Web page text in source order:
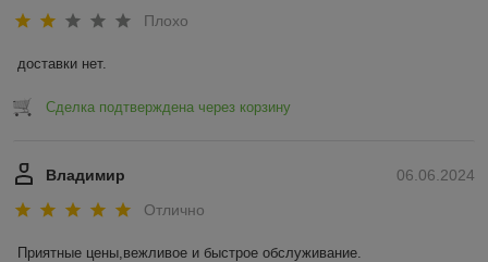
Плохо
доставки нет.
Сделка подтверждена через корзину
06.06.2024
Владимир
Отлично
Приятные цены,вежливое и быстрое обслуживание.